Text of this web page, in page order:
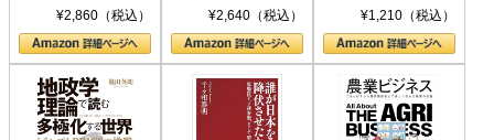
¥2,860（税込） ¥2,640（税込）
ト S 039)¥1,210（税込）